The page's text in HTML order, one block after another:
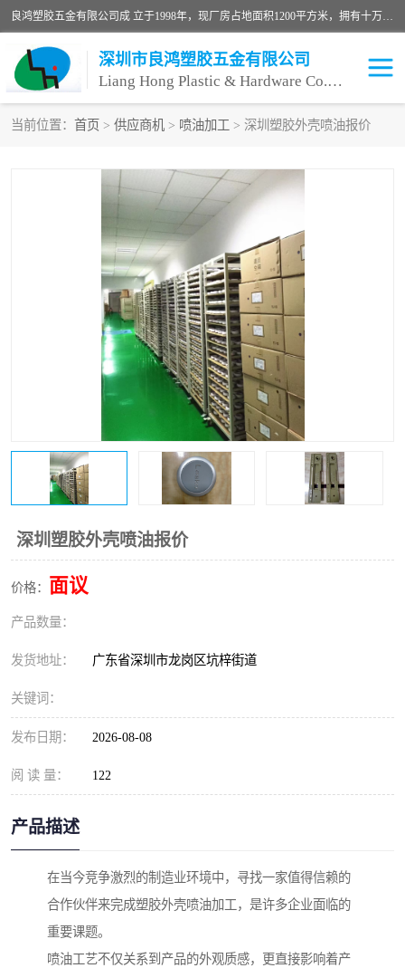
良鸿塑胶五金有限公司成 立于1998年，现厂房占地面积1200平方米，拥有十万级无尘车间，自动喷涂线1条，手动喷涂线2条，丝印移印滚印烫印拉线1条，本公司自建厂以来一直 以“顾客、品质、服务三个第一”为原则，从来货到处理、喷漆、烘烤、品检、包装等每一道工序都严格把持质量关，竭诚为广大朋友、客户服务。现如今已深得广 大客户信赖。
深圳市良鸿塑胶五金有限公司
Liang Hong Plastic & Hardware Co. Ltd
当前位置： 首页 > 供应商机 > 喷油加工 > 深圳塑胶外壳喷油报价
深圳塑胶外壳喷油报价
价格： 面议
产品数量：
发货地址： 广东省深圳市龙岗区坑梓街道
关键词：
发布日期： 2026-08-08
阅 读 量： 122
产品描述
在当今竞争激烈的制造业环境中，寻找一家值得信赖的
合作伙伴来完成塑胶外壳喷油加工，是许多企业面临的
重要课题。
喷油工艺不仅关系到产品的外观质感，更直接影响着产
塑胶外壳喷油 五金外壳喷油